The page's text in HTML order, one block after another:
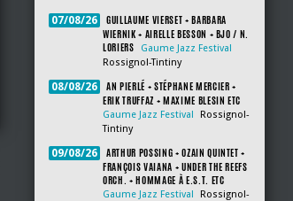
07/08/26
GUILLAUME VIERSET + BARBARA
WIERNIK + AIRELLE BESSON + BJO / N.
LORIERS
Gaume Jazz Festival
Rossignol-Tintiny
08/08/26
AN PIERLÉ + STÉPHANE MERCIER +
ERIK TRUFFAZ + MAXIME BLESIN ETC
Gaume Jazz Festival
Rossignol-
Tintiny
09/08/26
ARTHUR POSSING + OZAIN QUINTET +
FRANÇOIS VAIANA + UNDER THE REEFS
ORCH. + HOMMAGE À E.S.T. ETC
Gaume Jazz Festival
Rossignol-